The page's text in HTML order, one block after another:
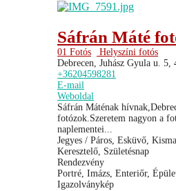
Sáfrán Máté
01 Fotós
Helyszíni fotós
Debrecen, Juhász Gyula u. 5,
+36204598281
E-mail
Weboldal
Sáfrán Máténak
fotózok.Szeretem nagyon a
naplementei...
Jegyes / Páros, Esküvő,
Keresztelő, Születésnap
Rendezvény
Portré, Imázs, Enteriőr,
Igazolványkép